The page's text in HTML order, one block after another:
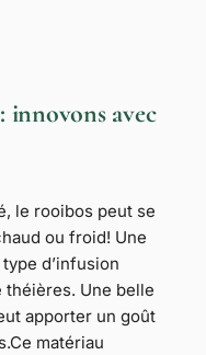
innovons avec
le rooibos peut se
ou froid! Une
d’infusion
théières. Une belle
apporter un goût
matériau